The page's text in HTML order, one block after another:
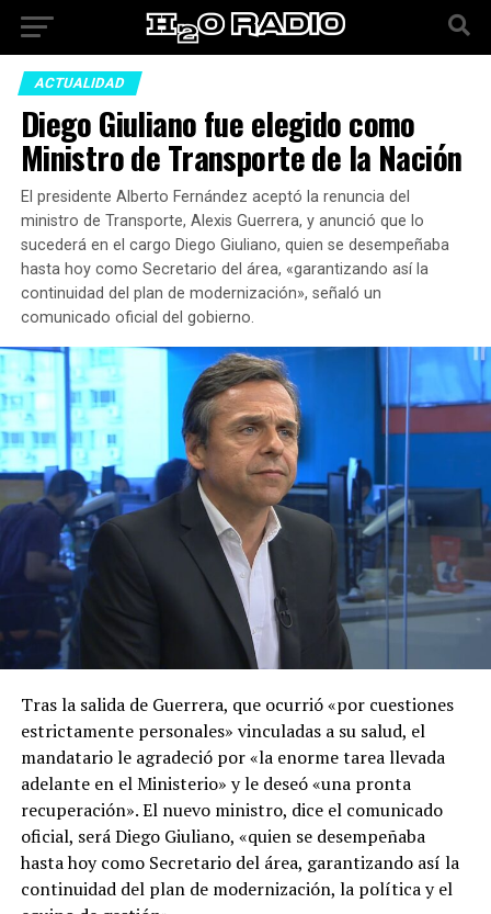
ACTUALIDAD
Diego Giuliano fue elegido como
Ministro de Transporte de la Nación
El presidente Alberto Fernández aceptó la renuncia del
ministro de Transporte, Alexis Guerrera, y anunció que lo
sucederá en el cargo Diego Giuliano, quien se desempeñaba
hasta hoy como Secretario del área, «garantizando así la
continuidad del plan de modernización», señaló un
comunicado oficial del gobierno.
Tras la salida de Guerrera, que ocurrió «por cuestiones
estrictamente personales» vinculadas a su salud, el
mandatario le agradeció por «la enorme tarea llevada
adelante en el Ministerio» y le deseó «una pronta
recuperación». El nuevo ministro, dice el comunicado
oficial, será Diego Giuliano, «quien se desempeñaba
hasta hoy como Secretario del área, garantizando así la
continuidad del plan de modernización, la política y el